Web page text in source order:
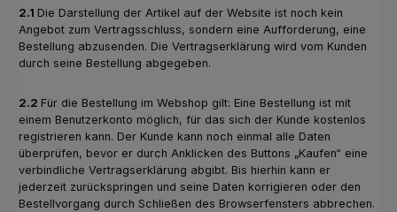
2.1 Die Darstellung der Artikel auf der Website ist noch kein
Angebot zum Vertragsschluss, sondern eine Aufforderung, eine
Bestellung abzusenden. Die Vertragserklärung wird vom Kunden
durch seine Bestellung abgegeben.
2.2 Für die Bestellung im Webshop gilt: Eine Bestellung ist mit
einem Benutzerkonto möglich, für das sich der Kunde kostenlos
registrieren kann. Der Kunde kann noch einmal alle Daten
überprüfen, bevor er durch Anklicken des Buttons „Kaufen“ eine
verbindliche Vertragserklärung abgibt. Bis hierhin kann er
jederzeit zurückspringen und seine Daten korrigieren oder den
Bestellvorgang durch Schließen des Browserfensters abbrechen.